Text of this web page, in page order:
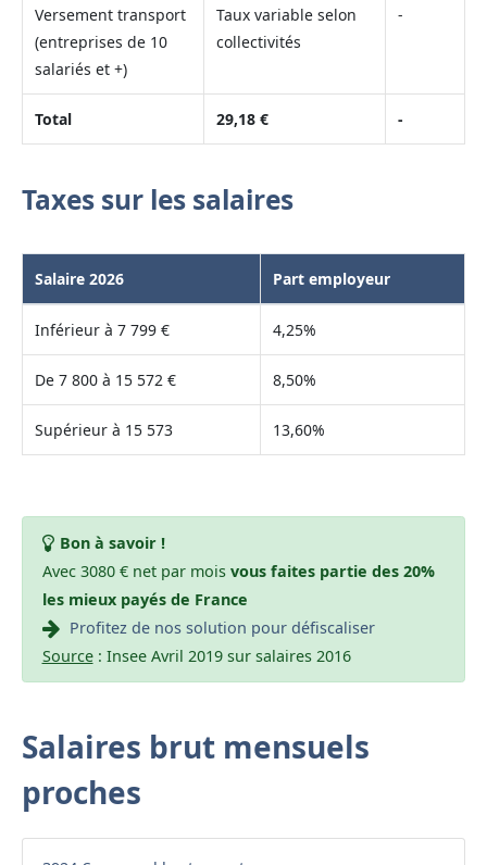
Versement transport
(entreprises de 10
salariés et +)
Taux variable selon
collectivités
-
Total 29,18 € -
Taxes sur les salaires
Salaire 2026 Part employeur
Inférieur à 7 799 € 4,25%
De 7 800 à 15 572 € 8,50%
Supérieur à 15 573 13,60%
Bon à savoir !
Avec 3080 € net par mois vous faites partie des 20%
les mieux payés de France
Profitez de nos solution pour défiscaliser
Source: Insee Avril 2019 sur salaires 2016
Salaires brut mensuels
proches